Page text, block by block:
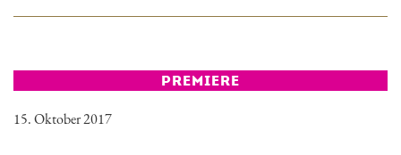
PREMIERE
15. Oktober 2017